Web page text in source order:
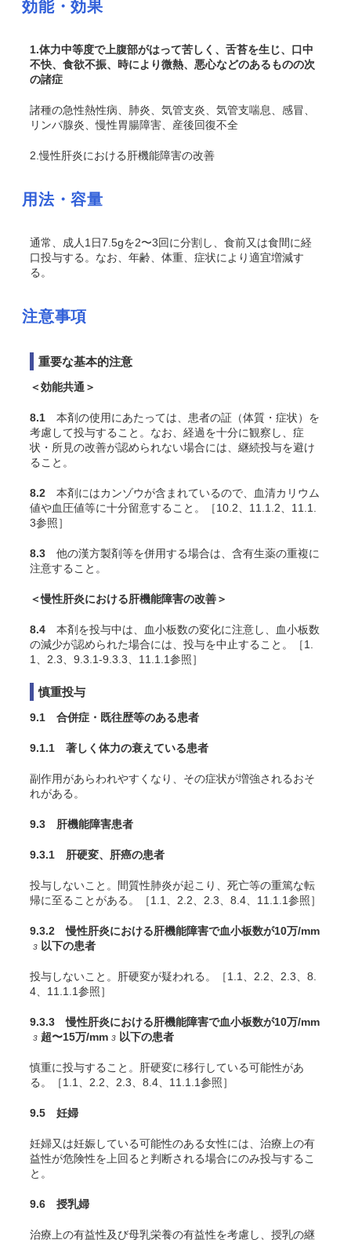
効能・効果
1.体力中等度で上腹部がはって苦しく、舌苔を生じ、口中
不快、食欲不振、時により微熱、悪心などのあるものの次
の諸症
諸種の急性熱性病、肺炎、気管支炎、気管支喘息、感冒、
リンパ腺炎、慢性胃腸障害、産後回復不全
2.慢性肝炎における肝機能障害の改善
用法・容量
通常、成人1日7.5gを2〜3回に分割し、食前又は食間に経
口投与する。なお、年齢、体重、症状により適宜増減す
る。
注意事項
重要な基本的注意
＜効能共通＞
8.1 本剤の使用にあたっては、患者の証（体質・症状）を
考慮して投与すること。なお、経過を十分に観察し、症
状・所見の改善が認められない場合には、継続投与を避け
ること。
8.2 本剤にはカンゾウが含まれているので、血清カリウム
値や血圧値等に十分留意すること。［10.2、11.1.2、11.1.
3参照］
8.3 他の漢方製剤等を併用する場合は、含有生薬の重複に
注意すること。
＜慢性肝炎における肝機能障害の改善＞
8.4 本剤を投与中は、血小板数の変化に注意し、血小板数
の減少が認められた場合には、投与を中止すること。［1.
1、2.3、9.3.1-9.3.3、11.1.1参照］
慎重投与
9.1 合併症・既往歴等のある患者
9.1.1 著しく体力の衰えている患者
副作用があらわれやすくなり、その症状が増強されるおそ
れがある。
9.3 肝機能障害患者
9.3.1 肝硬変、肝癌の患者
投与しないこと。間質性肺炎が起こり、死亡等の重篤な転
帰に至ることがある。［1.1、2.2、2.3、8.4、11.1.1参照］
9.3.2 慢性肝炎における肝機能障害で血小板数が10万/mm
3 以下の患者
投与しないこと。肝硬変が疑われる。［1.1、2.2、2.3、8.
4、11.1.1参照］
9.3.3 慢性肝炎における肝機能障害で血小板数が10万/mm
3 超〜15万/mm 3 以下の患者
慎重に投与すること。肝硬変に移行している可能性があ
る。［1.1、2.2、2.3、8.4、11.1.1参照］
9.5 妊婦
妊婦又は妊娠している可能性のある女性には、治療上の有
益性が危険性を上回ると判断される場合にのみ投与するこ
と。
9.6 授乳婦
治療上の有益性及び母乳栄養の有益性を考慮し、授乳の継